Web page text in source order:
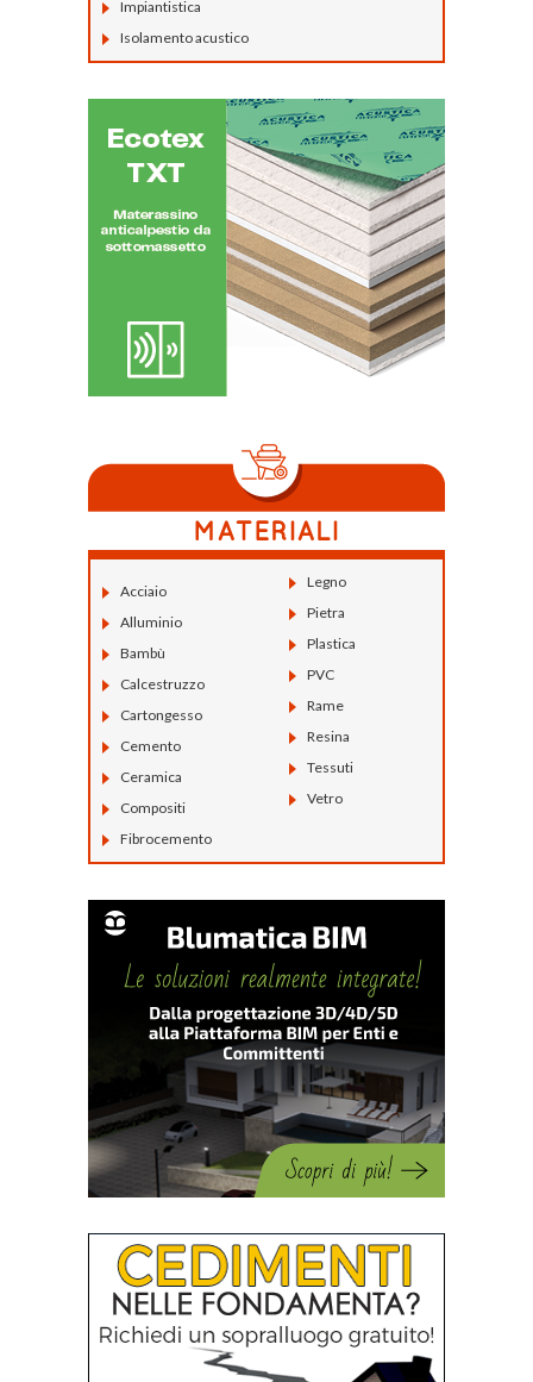
Impiantistica
Isolamento acustico
Acciaio
Alluminio
Bambù
Calcestruzzo
Cartongesso
Cemento
Ceramica
Compositi
Fibrocemento
Legno
Pietra
Plastica
PVC
Rame
Resina
Tessuti
Vetro